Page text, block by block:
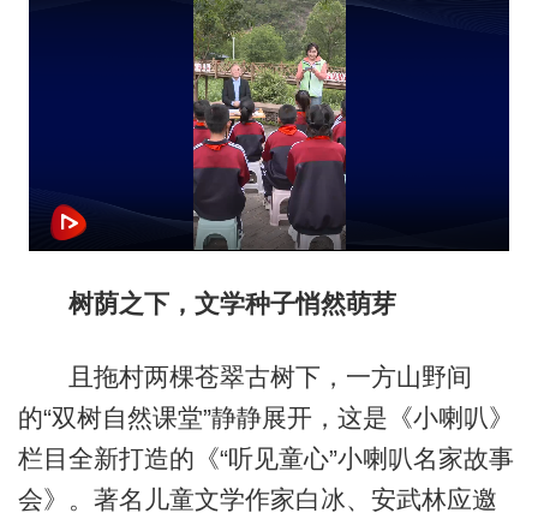
树荫之下，文学种子悄然萌芽
且拖村两棵苍翠古树下，一方山野间
的“双树自然课堂”静静展开，这是《小喇叭》
栏目全新打造的《“听见童心”小喇叭名家故事
会》。著名儿童文学作家白冰、安武林应邀